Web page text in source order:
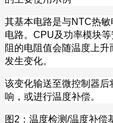
其基本电路是与NTC热敏
电路。 CPU及功率模块
阻的电阻值会随温度上
发生变化。
该变化输送至微控制器
响，或进行温度补偿。
图2 ：温度检测/温度补偿